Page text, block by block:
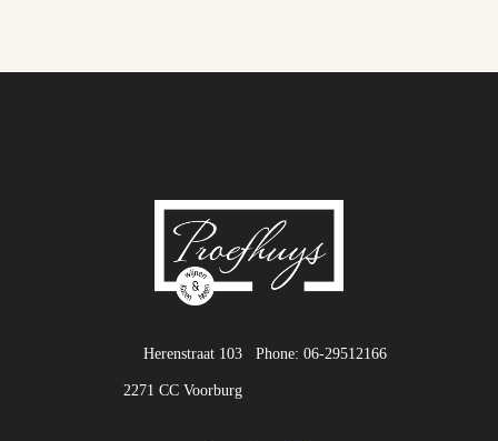
Phone: 06-29512166
Herenstraat 103
2271 CC Voorburg